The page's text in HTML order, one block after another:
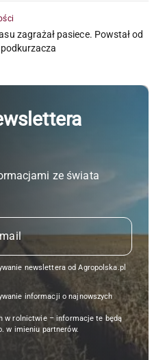
zagrażał pasiece. Powstał od
ze świata
newslettera od Agropolska.pl
informacji o najnowszych
w rolnictwie – informacje te będą
w imieniu partnerów.